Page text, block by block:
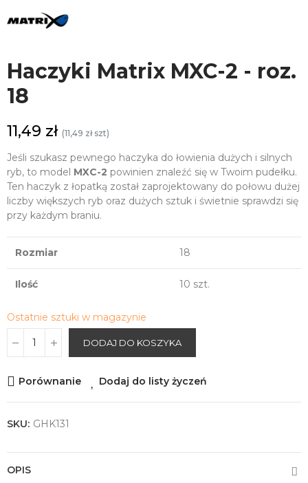
Haczyki Matrix MXC-2 - roz.
18
11,49 zł (11,49 zł szt)
Jeśli szukasz pewnego haczyka do łowienia dużych i silnych
ryb, to model MXC-2 powinien znaleźć się w Twoim pudełku.
Ten haczyk z łopatką został zaprojektowany do połowu dużej
liczby większych ryb oraz dużych sztuk i świetnie sprawdzi się
przy każdym braniu.
Rozmiar 18
Ilość 10 szt.
Ostatnie sztuki w magazynie
DODAJ DO KOSZYKA
Porównanie Dodaj do listy życzeń
SKU: GHK131
OPIS